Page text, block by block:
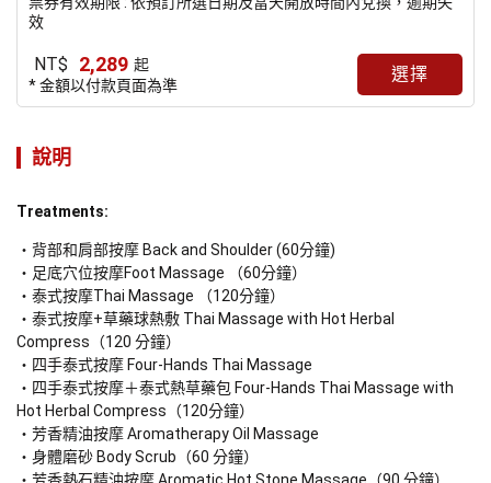
效
NT$ 2,289 起
* 金額以付款頁面為準
選擇
說明
Treatments:
背部和肩部按摩 Back and Shoulder (60分鐘)
足底穴位按摩Foot Massage （60分鐘）
泰式按摩Thai Massage （120分鐘）
泰式按摩+草藥球熱敷 Thai Massage with Hot Herbal
Compress（120 分鐘）
四手泰式按摩 Four-Hands Thai Massage
四手泰式按摩＋泰式熱草藥包 Four-Hands Thai Massage with
Hot Herbal Compress（120分鐘）
芳香精油按摩 Aromatherapy Oil Massage
身體磨砂 Body Scrub（60 分鐘）